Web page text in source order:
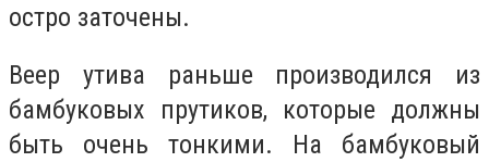
остро заточены.
Веер утива раньше производился из
бамбуковых прутиков, которые должны
быть очень тонкими. На бамбуковый